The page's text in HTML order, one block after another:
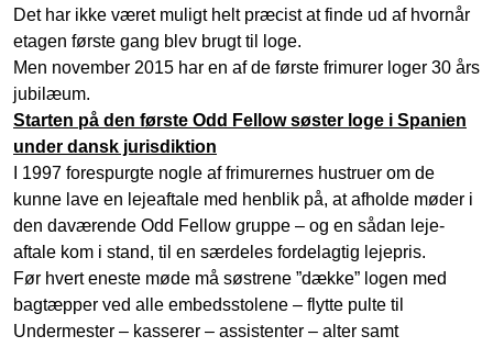
Det har ikke været muligt helt præcist at finde ud af hvornår
etagen første gang blev brugt til loge.
Men november 2015 har en af de første frimurer loger 30 års
jubilæum.
Starten på den første Odd Fellow søster loge i Spanien
under dansk jurisdiktion
I 1997 forespurgte nogle af frimurernes hustruer om de
kunne lave en lejeaftale med henblik på, at afholde møder i
den daværende Odd Fellow gruppe – og en sådan leje-
aftale kom i stand, til en særdeles fordelagtig lejepris.
Før hvert eneste møde må søstrene ”dække” logen med
bagtæpper ved alle embedsstolene – flytte pulte til
Undermester – kasserer – assistenter – alter samt